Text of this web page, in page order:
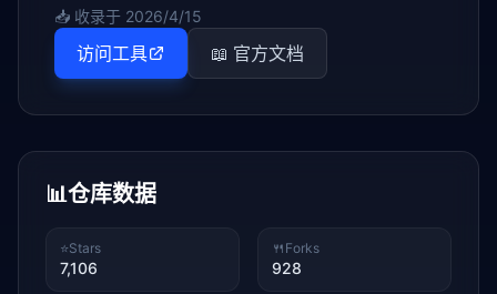
📥 收录于 2026/4/15
访问工具 📖 官方文档
📊仓库数据
⭐Stars
7,106
🍴 Forks
928